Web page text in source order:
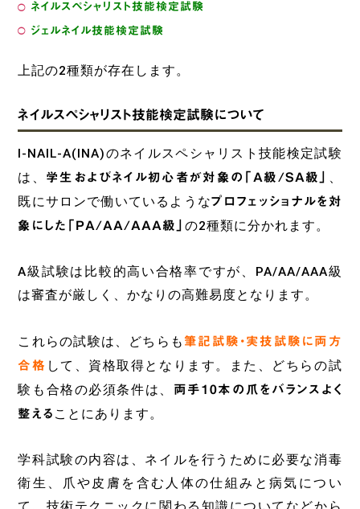
ネイルスペシャリスト技能検定試験
ジェルネイル技能検定試験
上記の2種類が存在します。
ネイルスペシャリスト技能検定試験について
I-NAIL-A(INA)のネイルスペシャリスト技能検定試験
は、
学生およびネイル初心者が対象の「A級/SA級」
、
既にサロンで働いているようなプロフェッショナルを対
象にした「PA/AA/AAA級」の2種類に分かれます。
A級試験は比較的高い合格率ですが、PA/AA/AAA級
は審査が厳しく、かなりの高難易度となります。
これらの試験は、どちらも筆記試験・実技試験に両方
合格 して、資格取得となります。また、どちらの試
験も合格の必須条件は、
両手10本の爪をバランスよく
整える ことにあります。
学科試験の内容は、ネイルを行うために必要な消毒
衛生、爪や皮膚を含む人体の仕組みと病気につい